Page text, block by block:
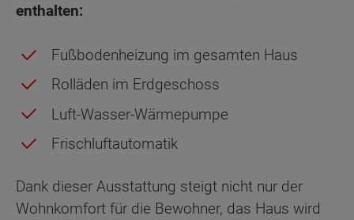
enthalten:
Fußbodenheizung im gesamten Haus
Rolläden im Erdgeschoss
Luft-Wasser-Wärmepumpe
Frischluftautomatik
Dank dieser Ausstattung steigt nicht nur der
Wohnkomfort für die Bewohner, das Haus wird